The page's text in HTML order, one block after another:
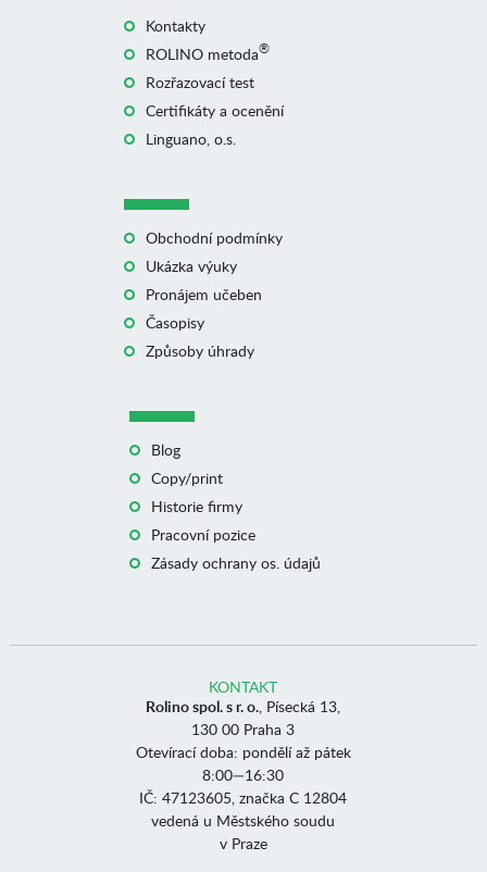
Kontakty
ROLINO metoda®
Rozřazovací test
Certifikáty a ocenění
Linguano, o.s.
Obchodní podmínky
Ukázka výuky
Pronájem učeben
Časopisy
Způsoby úhrady
Blog
Copy/print
Historie firmy
Pracovní pozice
Zásady ochrany os. údajů
KONTAKT
Rolino spol. s r. o., Písecká 13,
130 00 Praha 3
Otevírací doba: pondělí až pátek
8:00—16:30
IČ: 47123605, značka C 12804
vedená u Městského soudu
v Praze